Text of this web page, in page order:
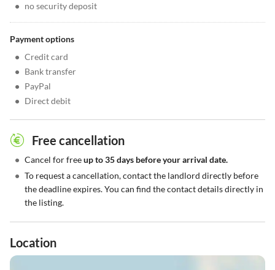
• no security deposit
Payment options
• Credit card
• Bank transfer
• PayPal
• Direct debit
Free cancellation
• Cancel for freeup to 35 days before your arrival date.
• To request a cancellation, contact the landlord directly before
the deadline expires. You can find the contact details directly in
the listing.
Location